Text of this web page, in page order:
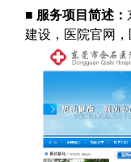
■ 服务项目简述：
建设，医院官网